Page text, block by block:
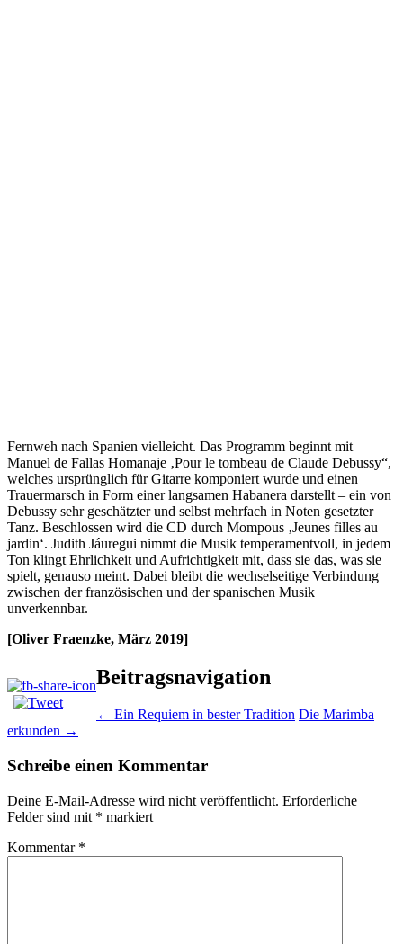
Fernweh nach Spanien vielleicht. Das Programm beginnt mit
Manuel de Fallas Homanaje ‚Pour le tombeau de Claude Debussy“,
welches ursprünglich für Gitarre komponiert wurde und einen
Trauermarsch in Form einer langsamen Habanera darstellt – ein von
Debussy sehr geschätzter und selbst mehrfach in Noten gesetzter
Tanz. Beschlossen wird die CD durch Mompous ‚Jeunes filles au
jardin‘. Judith Jáuregui nimmt die Musik temperamentvoll, in jedem
Ton klingt Ehrlichkeit und Aufrichtigkeit mit, dass sie das, was sie
spielt, genauso meint. Dabei bleibt die wechselseitige Verbindung
zwischen der französischen und der spanischen Musik
unverkennbar.
[Oliver Fraenzke, März 2019]
Beitragsnavigation
← Ein Requiem in bester Tradition Die Marimba
erkunden →
Schreibe einen Kommentar
Deine E-Mail-Adresse wird nicht veröffentlicht. Erforderliche
Felder sind mit * markiert
Kommentar *